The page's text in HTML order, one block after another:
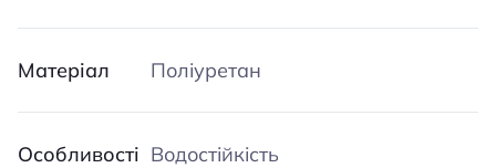
Матеріал Поліуретан
Особливості Водостійкість